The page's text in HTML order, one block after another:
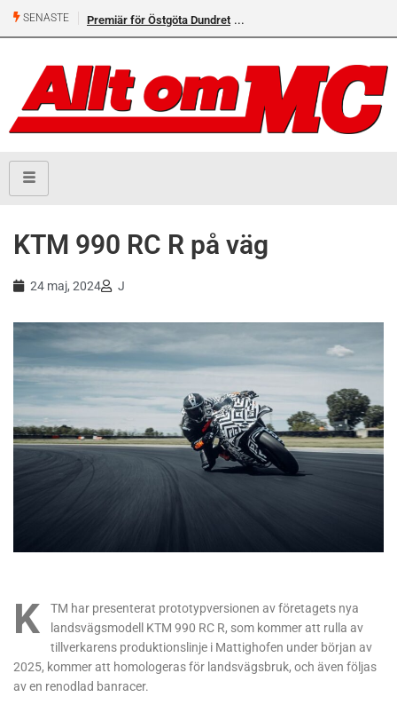
SENASTE Premiär för Östgöta Dundret
KTM 990 RC R på väg
24 maj, 2024 J
K
TM har presenterat prototypversionen av företagets nya
landsvägsmodell KTM 990 RC R, som kommer att rulla av
tillverkarens produktionslinje i Mattighofen under början av
2025, kommer att homologeras för landsvägsbruk, och även följas
av en renodlad banracer.